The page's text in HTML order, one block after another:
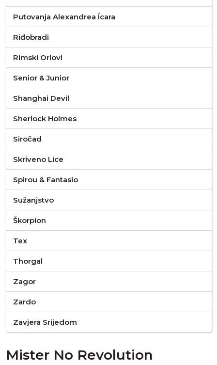
Putovanja Alexandrea Ícara
Riđobradi
Rimski Orlovi
Senior & Junior
Shanghai Devil
Sherlock Holmes
Siročad
Skriveno Lice
Spirou & Fantasio
Sužanjstvo
Škorpion
Tex
Thorgal
Zagor
Zardo
Zavjera Srijedom
Mister No Revolution